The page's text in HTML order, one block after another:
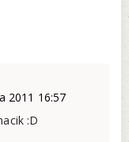
2011 16:57
:D